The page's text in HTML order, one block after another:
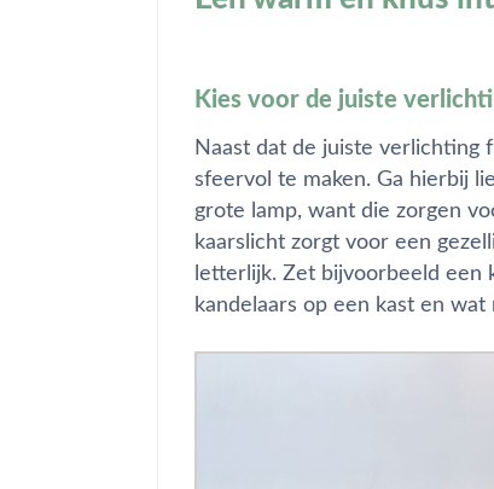
Kies voor de juiste
Naast dat de juiste verlichting
sfeervol te maken. Ga hierbij
grote lamp, want die zorgen
kaarslicht zorgt voor een
letterlijk. Zet bijvoorbeeld een
kandelaars op een kast en wat